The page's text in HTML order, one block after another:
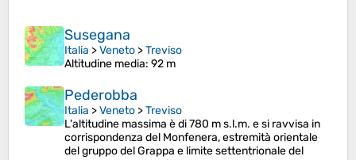
Susegana
Italia >Veneto >Treviso
Altitudine media: 92 m
Pederobba
Italia >Veneto >Treviso
L'altitudine massima è di 780 m s.l.m. e si ravvisa in
corrispondenza del Monfenera, estremità orientale
del gruppo del Grappa e limite settentrionale del